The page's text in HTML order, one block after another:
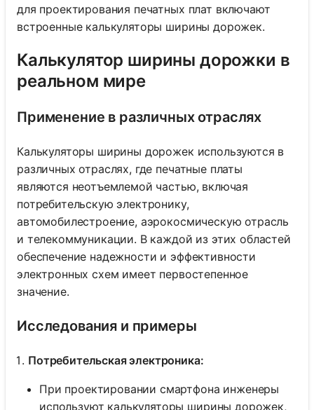
для проектирования печатных плат включают
встроенные калькуляторы ширины дорожек.
Калькулятор ширины дорожки в
реальном мире
Применение в различных отраслях
Калькуляторы ширины дорожек используются в
различных отраслях, где печатные платы
являются неотъемлемой частью, включая
потребительскую электронику,
автомобилестроение, аэрокосмическую отрасль
и телекоммуникации. В каждой из этих областей
обеспечение надежности и эффективности
электронных схем имеет первостепенное
значение.
Исследования и примеры
Потребительская электроника:
При проектировании смартфона инженеры
используют калькуляторы ширины дорожек,